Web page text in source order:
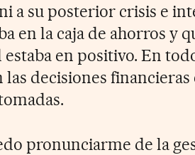
a su posterior crisis e
en la caja de ahorros y
en positivo. En
las decisiones
pronunciarme de la